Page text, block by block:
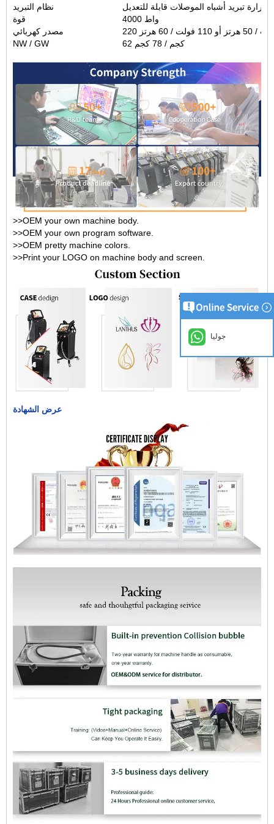
نظام التبريد
تبريد أشباه الموصلات قابلة للتعديل
قوة
4000 واط
مصدر كهربائي
هرتز أو 110 فولت / 60 هرتز
NW / GW
62 كجم / 78 كجم
>>OEM your own machine body.
>>OEM your own program software.
>>OEM pretty machine colors.
>>Print your LOGO on machine body and screen.
عرض الشهادة
جوليا